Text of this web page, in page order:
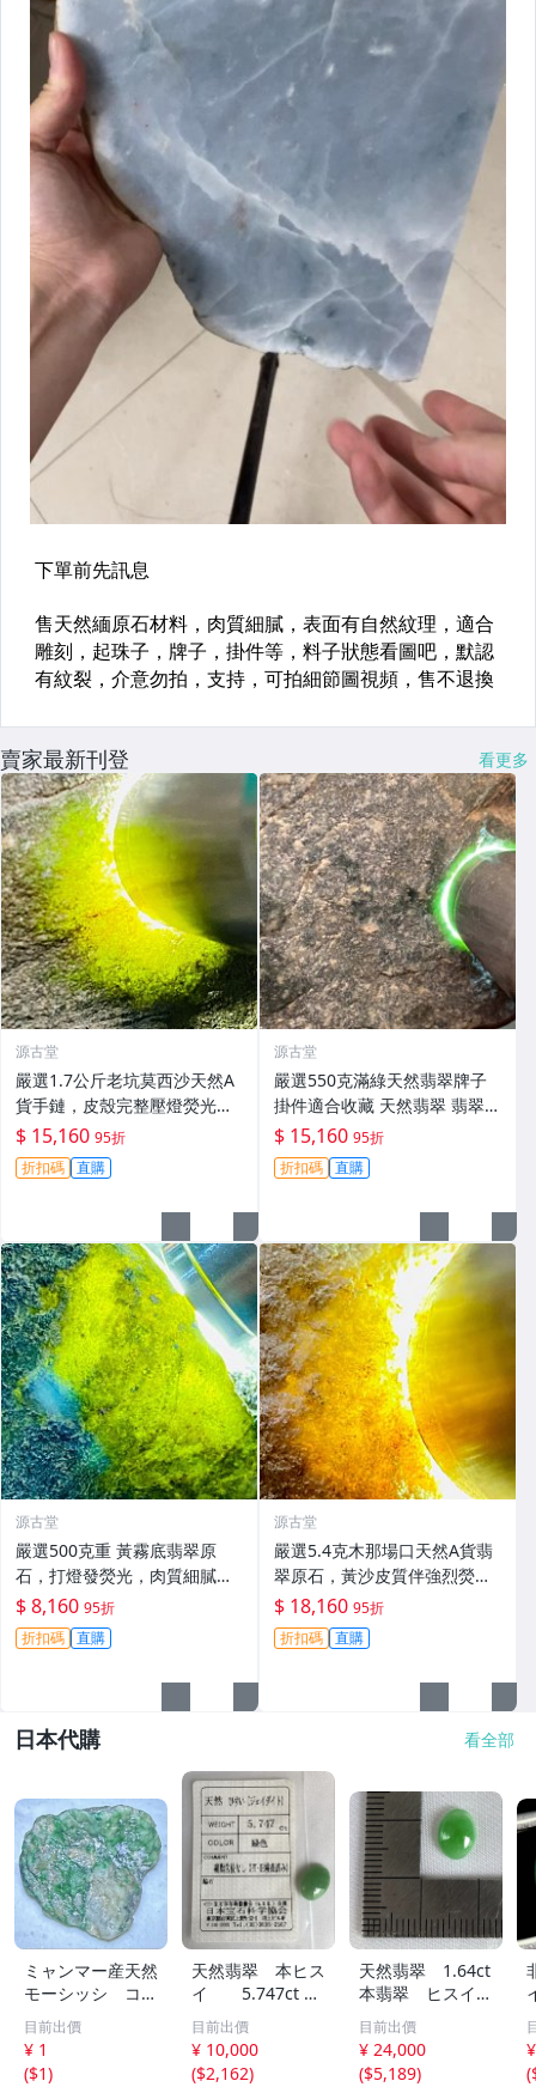
賣家最新刊登 看更多
源古堂
嚴選1.7公斤老坑莫西沙天然A
貨手鏈，皮殼完整壓燈熒光強
烈，冰膠感十足底色佳 手鏈 冰
膠 熒光
$ 15,160 95折
折扣碼 直購
源古堂
嚴選550克滿綠天然翡翠牌子
掛件適合收藏 天然翡翠 翡翠玉
石 A貨翡翠
$ 15,160 95折
折扣碼 直購
源古堂
嚴選500克重 黃霧底翡翠原
石，打燈發熒光，肉質細膩如
脂，光澤飽滿推薦收藏。天然
A貨翡翠玉石 翡翠 天然翡翠 A
貨翡翠玉石
$ 8,160 95折
折扣碼 直購
源古堂
嚴選5.4克木那場口天然A貨翡
翠原石，黃沙皮質伴強烈熒
光，水頭足種色佳，形體端
正，適合作為手鏈美術素材，
皮殼保存完好無損 白玉 翡翠
$ 18,160 95折
折扣碼 直購
日本代購 看全部
ミャンマー産天然
モーシッシ コス
モクロア 翡翠輝
石 原石20.16g^
^激レア石^ ^
目前出價
¥ 1
($1)
天然翡翠 本ヒス
イ 5.747ct 日
宝協ソーティン
グ ルース
天然ひすい
目前出價
¥ 10,000
($2,162)
天然翡翠 1.64ct
本翡翠 ヒスイ
ジェイダイト ル
ース
目前出價
¥ 24,000
($5,189)
(